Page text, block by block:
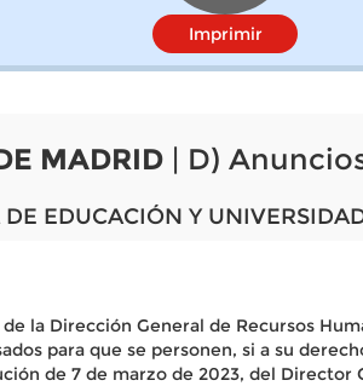
Imprimir
MADRID | D)
EDUCACIÓN Y
la Dirección General de Recursos
para que se personen, si a su
de 7 de marzo de 2023, del